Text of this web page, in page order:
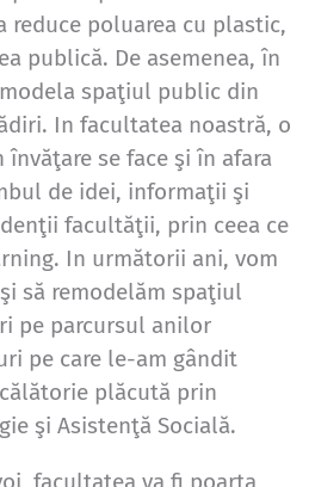
poluarea cu plastic,
publică. De asemenea, în
spaţiul public din
In facultatea noastră, o
se face şi în afara
de idei, informaţii şi
facultăţii, prin ceea ce
In următorii ani, vom
să remodelăm spaţiul
pe parcursul anilor
pe care le-am gândit
plăcută prin
şi Asistenţă Socială.
facultatea va fi poarta